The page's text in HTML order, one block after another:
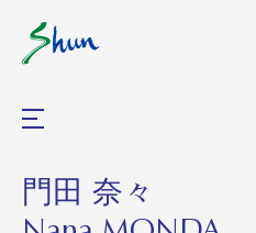
門田 奈々